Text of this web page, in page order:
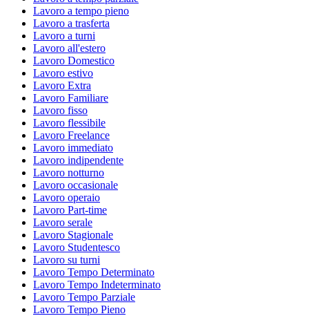
Lavoro a tempo pieno
Lavoro a trasferta
Lavoro a turni
Lavoro all'estero
Lavoro Domestico
Lavoro estivo
Lavoro Extra
Lavoro Familiare
Lavoro fisso
Lavoro flessibile
Lavoro Freelance
Lavoro immediato
Lavoro indipendente
Lavoro notturno
Lavoro occasionale
Lavoro operaio
Lavoro Part-time
Lavoro serale
Lavoro Stagionale
Lavoro Studentesco
Lavoro su turni
Lavoro Tempo Determinato
Lavoro Tempo Indeterminato
Lavoro Tempo Parziale
Lavoro Tempo Pieno